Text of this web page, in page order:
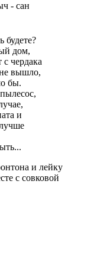
- сан
будете?
дом,
чердака
вышло,
бы.
и
и лейку
с совковой